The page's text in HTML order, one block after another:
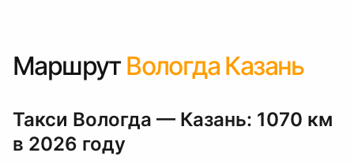
Маршрут Вологда Казань
Такси Вологда — Казань: 1070 км
в 2026 году